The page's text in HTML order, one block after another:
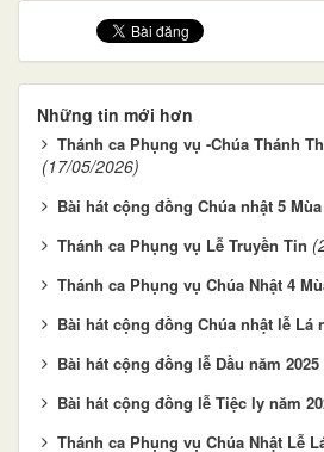
Những tin mới hơn
Thánh ca Phụng vụ -Chúa Thánh
(17/05/2026)
Bài hát cộng đồng Chúa nhật 5
Thánh ca Phụng vụ Lễ Truyền Tin
Thánh ca Phụng vụ Chúa Nhật 4
Bài hát cộng đồng Chúa nhật lễ Lá
Bài hát cộng đồng lễ Dầu năm 2025
Bài hát cộng đồng lễ Tiệc ly năm
Thánh ca Phụng vụ Chúa Nhật Lễ